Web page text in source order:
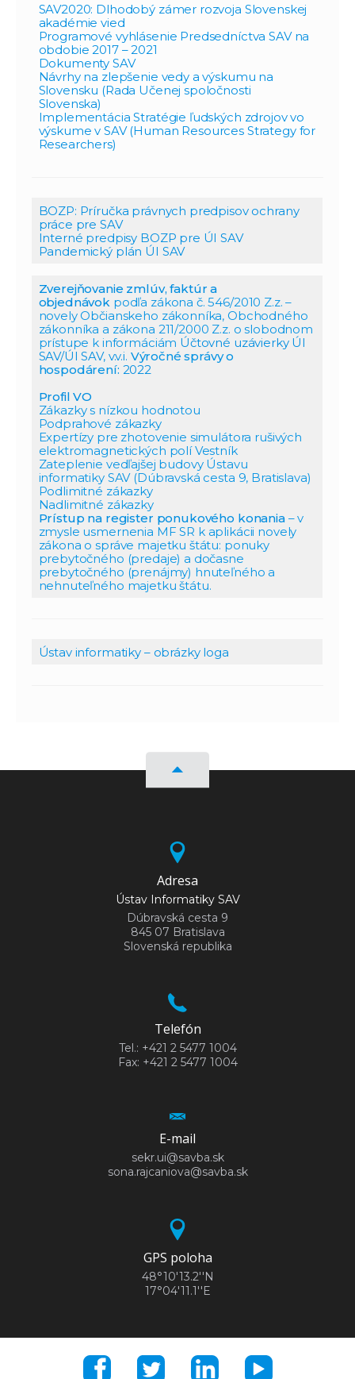
SAV2020: Dlhodobý zámer rozvoja Slovenskej
akadémie vied
Programové vyhlásenie Predsedníctva SAV na
obdobie 2017 – 2021
Dokumenty SAV
Návrhy na zlepšenie vedy a výskumu na
Slovensku (Rada Učenej spoločnosti
Slovenska)
Implementácia Stratégie ľudských zdrojov vo
výskume v SAV (Human Resources Strategy for
Researchers)
BOZP: Príručka právnych predpisov ochrany
práce pre SAV
Interné predpisy BOZP pre ÚI SAV
Pandemický plán ÚI SAV
Zverejňovanie zmlúv, faktúr a
objednávok podľa zákona č. 546/2010 Z.z. –
novely Občianskeho zákonníka, Obchodného
zákonníka a zákona 211/2000 Z.z. o slobodnom
prístupe k informáciám Účtovné uzávierky ÚI
SAV/ÚI SAV, v.v.i. Výročné správy o
hospodárení: 2022
Profil VO
Zákazky s nízkou hodnotou
Podprahové zákazky
Expertízy pre zhotovenie simulátora rušivých
elektromagnetických polí Vestník
Zateplenie vedľajšej budovy Ústavu
informatiky SAV (Dúbravská cesta 9, Bratislava)
Podlimitné zákazky
Nadlimitné zákazky
Prístup na register ponukového konania– v
zmysle usmernenia MF SR k aplikácii novely
zákona o správe majetku štátu: ponuky
prebytočného (predaje) a dočasne
prebytočného (prenájmy) hnuteľného a
nehnuteľného majetku štátu.
Ústav informatiky – obrázky loga
Adresa
Ústav Informatiky SAV
Dúbravská cesta 9
845 07 Bratislava
Slovenská republika
Telefón
Tel.: +421 2 5477 1004
Fax: +421 2 5477 1004
E-mail
sekr.ui@savba.sk
sona.rajcaniova@savba.sk
GPS poloha
48°10'13.2''N
17°04'11.1''E